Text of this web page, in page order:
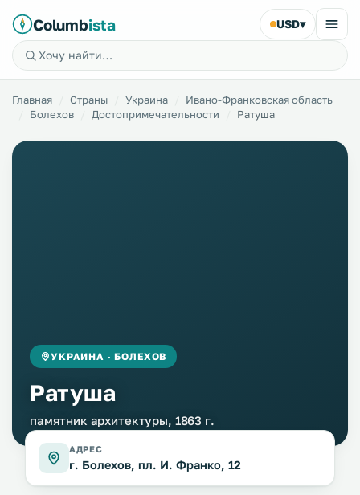
Columbista USD▾
Главная Страны Украина
Ивано-Франковская область
Болехов
Достопримечательности Ратуша
УКРАИНА · БОЛЕХОВ
Ратуша
памятник архитектуры, 1863 г.
АДРЕС
г. Болехов, пл. И. Франко, 12